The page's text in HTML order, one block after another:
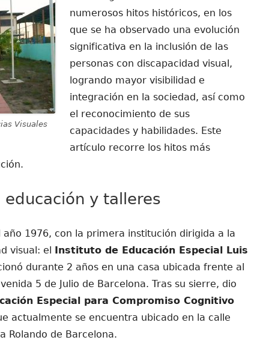
Visuales
numerosos hitos históricos, en los
que se ha observado una evolución
significativa en la inclusión de las
personas con discapacidad visual,
logrando mayor visibilidad e
integración en la sociedad, así como
el reconocimiento de sus
capacidades y habilidades. Este
artículo recorre los hitos más
educación y talleres
1976, con la primera institución dirigida a la
visual: el Instituto de Educación Especial Luis
durante 2 años en una casa ubicada frente al
5 de Julio de Barcelona. Tras su sierre, dio
Especial para Compromiso Cognitivo
actualmente se encuentra ubicado en la calle
Rolando de Barcelona.